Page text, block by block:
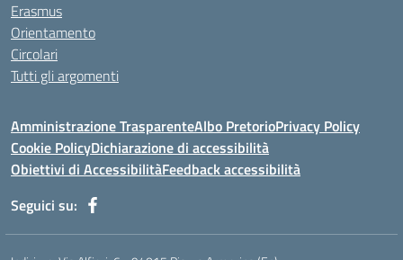
Erasmus
Orientamento
Circolari
Tutti gli argomenti
Amministrazione TrasparenteAlbo PretorioPrivacy Policy
Cookie PolicyDichiarazione di accessibilità
Obiettivi di AccessibilitàFeedback accessibilità
Seguici su: